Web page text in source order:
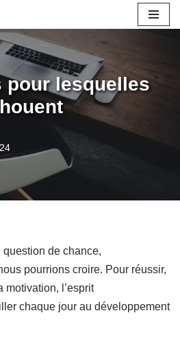
pour lesquelles
question de chance,
pourrions croire. Pour réussir,
motivation, l’esprit
chaque jour au développement